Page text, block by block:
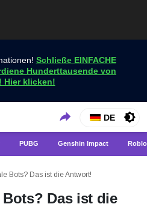
Schließe EINFACHE
Hunderttausende von
Hier klicken!
Neuigkeiten
Sie sich die neuesten Spielnachrichten nur bei
DE
PUBG Genshin Impact
Bots? Das ist die Antwort!
Das ist die